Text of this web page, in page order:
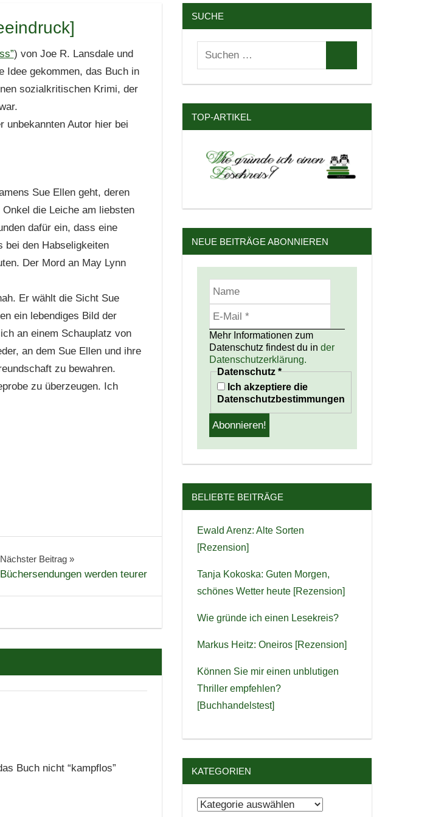
) von Joe R. Lansdale und
Idee gekommen, das Buch in
sozialkritischen Krimi, der
unbekannten Autor hier bei
Sue Ellen geht, deren
die Leiche am liebsten
dafür ein, dass eine
bei den Habseligkeiten
Der Mord an May Lynn
Er wählt die Sicht Sue
ein lebendiges Bild der
an einem Schauplatz von
an dem Sue Ellen und ihre
zu bewahren.
zu überzeugen. Ich
Nächster Beitrag
Büchersendungen werden teurer
Buch nicht “kampflos”
SUCHE
Suchen
nach:
TOP-ARTIKEL
NEUE BEITRÄGE ABONNIEREN
Mehr Informationen zum
Datenschutz findest du in der
Datenschutzerklärung.
Datenschutz *
Ich akzeptiere die
Datenschutzbestimmungen
BELIEBTE BEITRÄGE
Ewald Arenz: Alte Sorten
[Rezension]
Tanja Kokoska: Guten Morgen,
schönes Wetter heute [Rezension]
Wie gründe ich einen Lesekreis?
Markus Heitz: Oneiros [Rezension]
Können Sie mir einen unblutigen
Thriller empfehlen?
[Buchhandelstest]
KATEGORIEN
Kategorien